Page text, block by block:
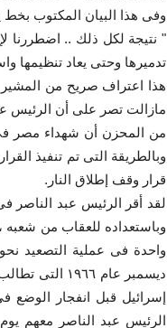
وفى هذا البيان المكتوب بخط
" نتيجة لكل ذلك .. اضطررنا
تدميرها وحتى يعاد تنظيمها
هذا اعتراف صريح من المشير
مازالت تصر على أن الرئيس
قرار وقف إطلاق النار.
وباستعداده للعقاب من
واحدة فى عملية التصعيد
ديسمبر عام